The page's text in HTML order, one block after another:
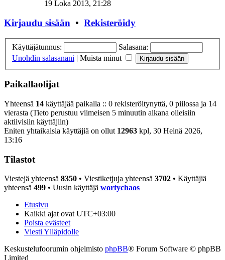
19 Loka 2013, 21:28
Kirjaudu sisään • Rekisteröidy
Käyttäjätunnus:
Salasana:
Unohdin salasanani | Muista minut
Paikallaolijat
Yhteensä 14 käyttäjää paikalla :: 0 rekisteröitynyttä, 0 piilossa ja 14
vierasta (Tieto perustuu viimeisen 5 minuutin aikana olleisiin
aktiivisiin käyttäjiin)
Eniten yhtaikaisia käyttäjiä on ollut 12963 kpl, 30 Heinä 2026,
13:16
Tilastot
Viestejä yhteensä 8350 • Viestiketjuja yhteensä 3702 • Käyttäjiä
yhteensä 499 • Uusin käyttäjä wortychaos
Etusivu
Kaikki ajat ovat UTC+03:00
Poista evästeet
Viesti Ylläpidolle
Keskustelufoorumin ohjelmisto phpBB® Forum Software © phpBB
Limited